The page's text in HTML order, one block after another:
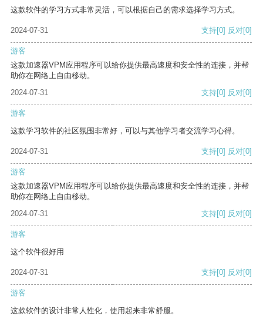
这款软件的学习方式非常灵活，可以根据自己的需求选择学习方式。
2024-07-31 支持[0] 反对[0]
游客
这款加速器VPM应用程序可以给你提供最高速度和安全性的连接，并帮
助你在网络上自由移动。
2024-07-31
支持[0] 反对[0]
游客
这款学习软件的社区氛围非常好，可以与其他学习者交流学习心得。
2024-07-31 支持[0] 反对[0]
游客
这款加速器VPM应用程序可以给你提供最高速度和安全性的连接，并帮
助你在网络上自由移动。
2024-07-31
支持[0] 反对[0]
游客
这个软件很好用
2024-07-31 支持[0] 反对[0]
游客
这款软件的设计非常人性化，使用起来非常舒服。